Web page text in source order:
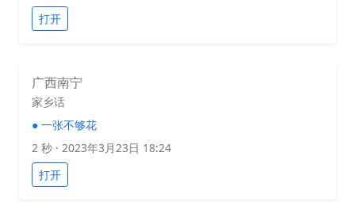
打开
广西南宁
家乡话
● 一张不够花
2 秒 · 2023年3月23日 18:24
打开